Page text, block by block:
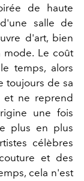
de haute
salle de
d'art, bien
Le coût
temps, alors
toujours de sa
et ne reprend
une fois
plus en plus
célèbres
et des
cela n'est